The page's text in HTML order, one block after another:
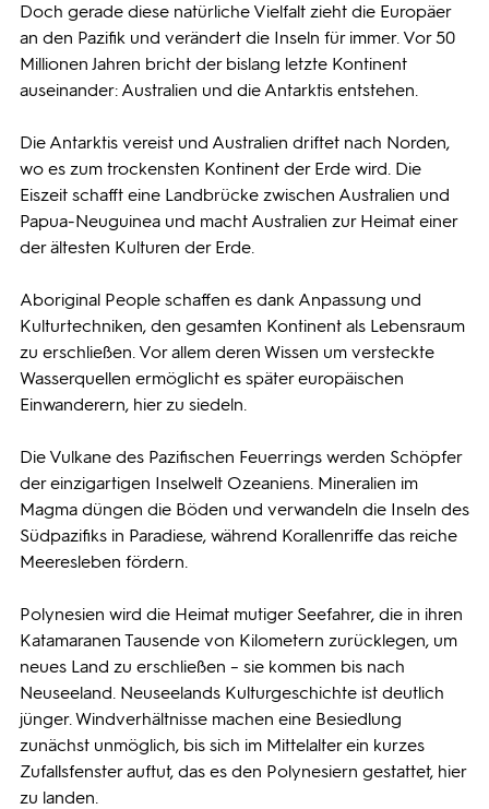
Doch gerade diese natürliche Vielfalt zieht die Europäer
an den Pazifik und verändert die Inseln für immer. Vor 50
Millionen Jahren bricht der bislang letzte Kontinent
auseinander: Australien und die Antarktis entstehen.
Die Antarktis vereist und Australien driftet nach Norden,
wo es zum trockensten Kontinent der Erde wird. Die
Eiszeit schafft eine Landbrücke zwischen Australien und
Papua-Neuguinea und macht Australien zur Heimat einer
der ältesten Kulturen der Erde.
Aboriginal People schaffen es dank Anpassung und
Kulturtechniken, den gesamten Kontinent als Lebensraum
zu erschließen. Vor allem deren Wissen um versteckte
Wasserquellen ermöglicht es später europäischen
Einwanderern, hier zu siedeln.
Die Vulkane des Pazifischen Feuerrings werden Schöpfer
der einzigartigen Inselwelt Ozeaniens. Mineralien im
Magma düngen die Böden und verwandeln die Inseln des
Südpazifiks in Paradiese, während Korallenriffe das reiche
Meeresleben fördern.
Polynesien wird die Heimat mutiger Seefahrer, die in ihren
Katamaranen Tausende von Kilometern zurücklegen, um
neues Land zu erschließen – sie kommen bis nach
Neuseeland. Neuseelands Kulturgeschichte ist deutlich
jünger. Windverhältnisse machen eine Besiedlung
zunächst unmöglich, bis sich im Mittelalter ein kurzes
Zufallsfenster auftut, das es den Polynesiern gestattet, hier
zu landen.